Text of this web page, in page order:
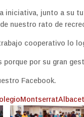
iniciativa, junto a su
nuestro rato de
cooperativo lo
porque por su gran
Facebook.